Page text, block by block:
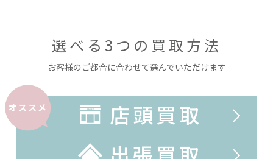
選べる3つの買取方法
お客様のご都合に合わせて選んでいただけます
オススメ
店頭買取